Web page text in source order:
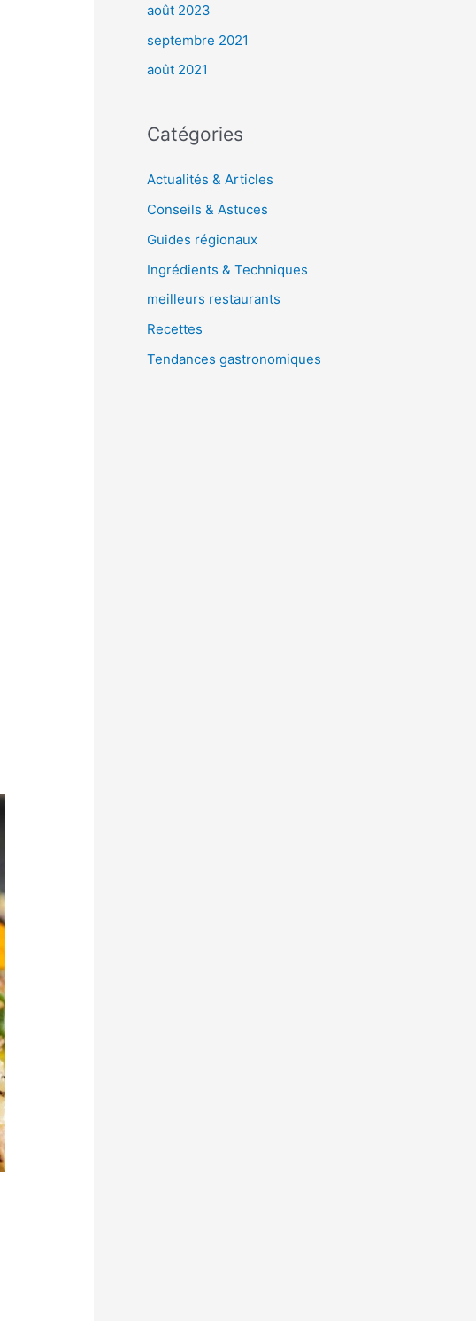
août 2023
septembre 2021
août 2021
Catégories
Actualités & Articles
Conseils & Astuces
Guides régionaux
Ingrédients & Techniques
meilleurs restaurants
Recettes
Tendances gastronomiques